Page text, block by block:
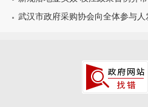
武汉市政府采购协会向全体参与人